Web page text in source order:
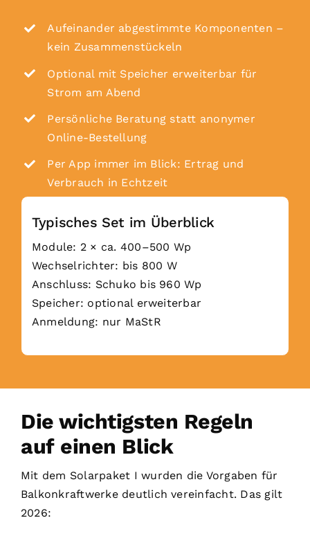
Aufeinander abgestimmte Komponenten –
kein Zusammenstückeln
Optional mit Speicher erweiterbar für
Strom am Abend
Persönliche Beratung statt anonymer
Online-Bestellung
Per App immer im Blick: Ertrag und
Verbrauch in Echtzeit
Typisches Set im Überblick
Module: 2 × ca. 400–500 Wp
Wechselrichter: bis 800 W
Anschluss: Schuko bis 960 Wp
Speicher: optional erweiterbar
Anmeldung: nur MaStR
Die wichtigsten Regeln
auf einen Blick
Mit dem Solarpaket I wurden die Vorgaben für
Balkonkraftwerke deutlich vereinfacht. Das gilt
2026: